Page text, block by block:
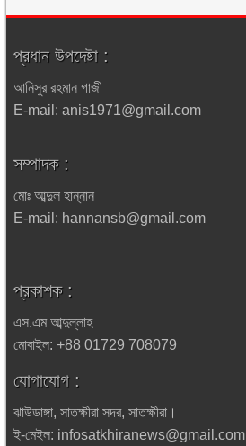
প্রধান উপদেষ্টা :
আনিসুর রহমান গাজী
E-mail: anis1971@gmail.com
সম্পাদক :
মোঃ আব্দুল হান্নান
E-mail: hannansb@gmail.com
প্রকাশক :
এস.এম আব্দুল্লাহ
মোবাইল: +88 01729 708079
যোগাযোগ :
ঝাউডাঙ্গা, সাতক্ষীরা সদর, সাতক্ষীরা।
ই-মেইল: infosatkhiranews@gmail.com